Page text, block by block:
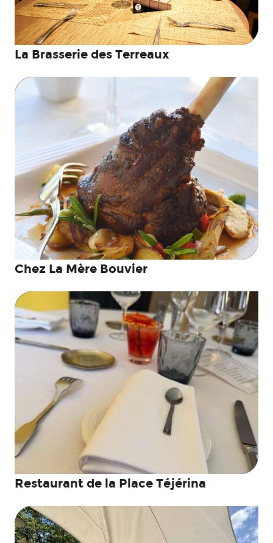
La Brasserie des Terreaux
Chez La Mère Bouvier
Restaurant de la Place Téjérina